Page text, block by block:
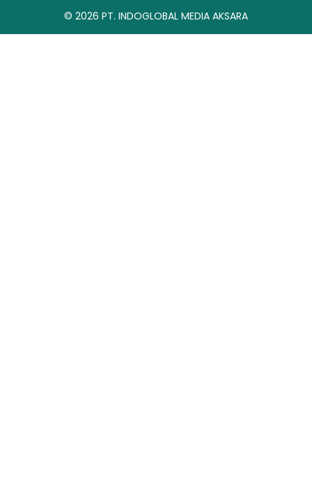
© 2026 PT. INDOGLOBAL MEDIA AKSARA